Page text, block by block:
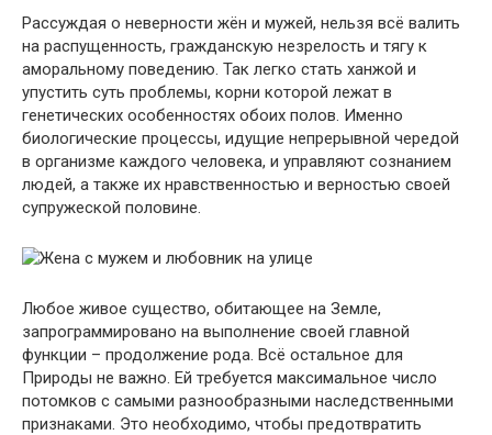
Рассуждая о неверности жён и мужей, нельзя всё валить
на распущенность, гражданскую незрелость и тягу к
аморальному поведению. Так легко стать ханжой и
упустить суть проблемы, корни которой лежат в
генетических особенностях обоих полов. Именно
биологические процессы, идущие непрерывной чередой
в организме каждого человека, и управляют сознанием
людей, а также их нравственностью и верностью своей
супружеской половине.
Любое живое существо, обитающее на Земле,
запрограммировано на выполнение своей главной
функции – продолжение рода. Всё остальное для
Природы не важно. Ей требуется максимальное число
потомков с самыми разнообразными наследственными
признаками. Это необходимо, чтобы предотвратить